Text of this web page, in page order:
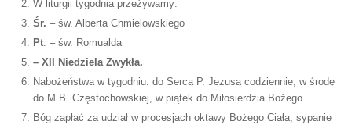
W liturgii tygodnia przeżywamy:
Śr. – św. Alberta Chmielowskiego
Pt. – św. Romualda
– XII Niedziela Zwykła.
Nabożeństwa w tygodniu: do Serca P. Jezusa codziennie, w środę
do M.B. Częstochowskiej, w piątek do Miłosierdzia Bożego.
Bóg zapłać za udział w procesjach oktawy Bożego Ciała, sypanie